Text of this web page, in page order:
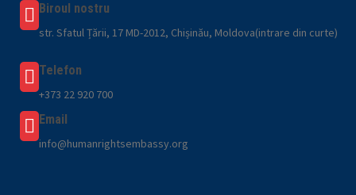
Biroul nostru
str. Sfatul Țării, 17 MD-2012, Chișinău, Moldova(intrare din curte)
Telefon
+373 22 920 700
Email
info@humanrightsembassy.org